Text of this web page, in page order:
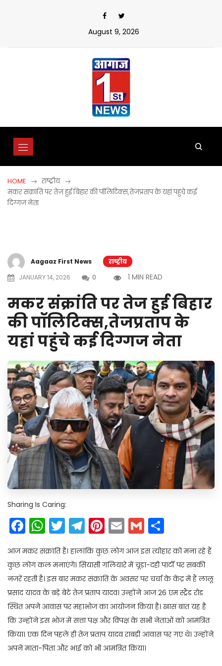
August 9, 2026
HOME
राष्ट्रीय
मकर संक्रांति पर तेज हुई बिहार की पॉलिटिक्स,तेजप्रताप के यहां पहुंचे कई
दिग्गज नेता
Aagaaz First News
राष्ट्रीय
JANUARY 14, 2026
0 1 MIN READ
मकर संक्रांति पर तेज हुई बिहार
की पॉलिटिक्स,तेजप्रताप के
यहां पहुंचे कई दिग्गज नेता
Sharing Is Caring:
Facebook
WhatsApp
Twitter
Telegram
Pinterest
EmailGmail
आज मकर संक्रांति है। हालांकि कुछ लोग आज इस त्योहार को मना रहे हैं
कुछ लोग कल मनाएंगे। सियासी गलियारे में चूड़ा-दही पार्टी पर सबकी
नजरें रहती है। इस बार मकर संक्रांति के अवसर पर चर्चा के केंद्र में हैं लालू
प्रसाद यादव के बड़े बेटे तेज प्रताप यादव। उन्होंने आज 26 एम स्ट्रैंड रोड
स्थित अपने आवास पर महाभोज का आयोजन किया है। खास बात यह है
कि उन्होंने इस भोज में सत्ता पक्ष और विपक्ष के सभी नेताओं को आमंत्रित
किया। एक दिन पहले ही तेज प्रताप यादव राबड़ी आवास पर गए थे। उन्होंने
अपने माता-पिता और भाई को भी आमंत्रित किया।